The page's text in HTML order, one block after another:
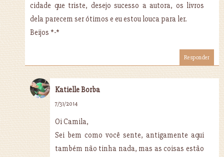
cidade que triste, desejo sucesso a autora, os livros
dela parecem ser ótimos e eu estou louca para ler.
Beijos *-*
Responder
Katielle Borba
7/31/2014
Oi Camila,
Sei bem como você sente, antigamente aqui
também não tinha nada, mas as coisas estão